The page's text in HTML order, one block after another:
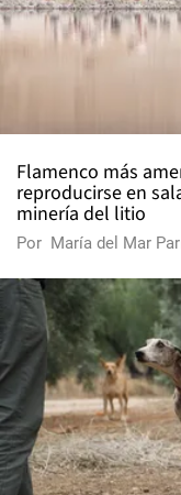
Flamenco más
reproducirse en
minería del litio
Por María del Mar